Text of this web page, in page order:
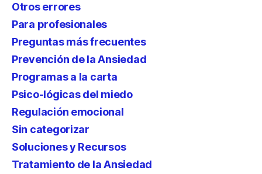
Otros errores
Para profesionales
Preguntas más frecuentes
Prevención de la Ansiedad
Programas a la carta
Psico-lógicas del miedo
Regulación emocional
Sin categorizar
Soluciones y Recursos
Tratamiento de la Ansiedad